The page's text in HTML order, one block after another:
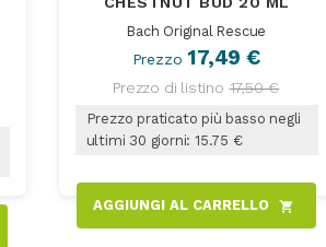
Bach Original Rescue
Prezzo 17,49 €
Prezzo di listino 17,50 €
Prezzo praticato più basso negli
ultimi 30 giorni: 15.75 €
AGGIUNGI AL CARRELLO shopping_cart